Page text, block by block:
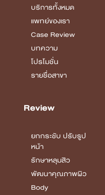
บริการทั้งหมด
แพทย์ของเรา
Case Review
บทความ
โปรโมชั่น
รายชื่อสาขา
Review
ยกกระชับ ปรับรูป
หน้า
รักษาหลุมสิว
พัฒนาคุณภาพผิว
Body